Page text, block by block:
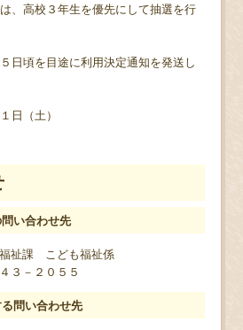
、高校３年生を優先にして抽選を行
日頃を目途に利用決定通知を発送し
日（土）
い合わせ先
祉課 こども福祉係
３－２０５５
問い合わせ先